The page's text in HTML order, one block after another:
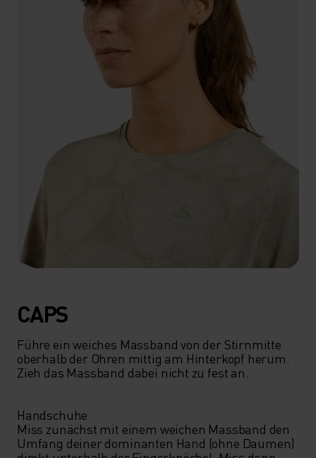
CAPS
Führe ein weiches Massband von der Stirnmitte
oberhalb der Ohren mittig am Hinterkopf herum.
Zieh das Massband dabei nicht zu fest an.
Handschuhe
Miss zunächst mit einem weichen Massband den
Umfang deiner dominanten Hand (ohne Daumen)